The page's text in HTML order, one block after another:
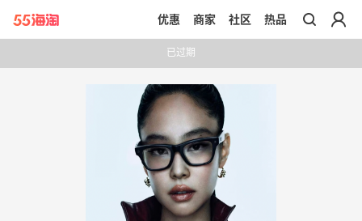
带你去官网买正品
优惠 商家 社区 热品
已过期